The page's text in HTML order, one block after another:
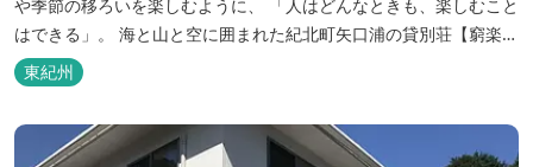
や季節の移ろいを楽しむように、 「人はどんなときも、楽しむこと
はできる」。 海と山と空に囲まれた紀北町矢口浦の貸別荘【窮楽通
楽】。 中国古典『荘子』の一節「窮亦楽、通亦楽」から名づけまし
た。 いつでも気軽にご利用ください。
東紀州